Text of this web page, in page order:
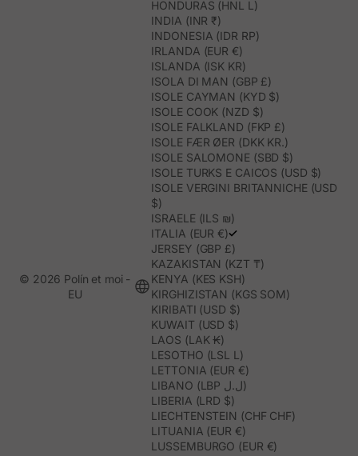
HONDURAS (HNL L)
INDIA (INR ₹)
INDONESIA (IDR RP)
IRLANDA (EUR €)
ISLANDA (ISK KR)
ISOLA DI MAN (GBP £)
ISOLE CAYMAN (KYD $)
ISOLE COOK (NZD $)
ISOLE FALKLAND (FKP £)
ISOLE FÆR ØER (DKK KR.)
ISOLE SALOMONE (SBD $)
ISOLE TURKS E CAICOS (USD $)
ISOLE VERGINI BRITANNICHE (USD
$)
ISRAELE (ILS ₪)
ITALIA (EUR €)
JERSEY (GBP £)
KAZAKISTAN (KZT ₸)
KENYA (KES KSH)
KIRGHIZISTAN (KGS SOM)
KIRIBATI (USD $)
KUWAIT (USD $)
LAOS (LAK ₭)
LESOTHO (LSL L)
LETTONIA (EUR €)
LIBANO (LBP ل.ل)
LIBERIA (LRD $)
LIECHTENSTEIN (CHF CHF)
LITUANIA (EUR €)
LUSSEMBURGO (EUR €)
© 2026 Polín et moi -
EU